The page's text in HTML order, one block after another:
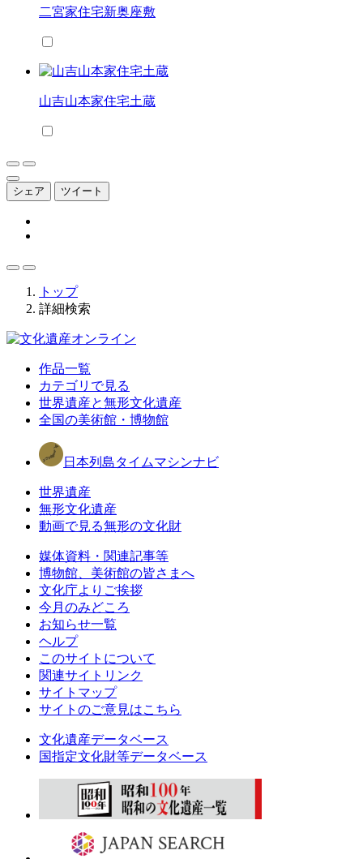
二宮家住宅新奥座敷
山吉山本家住宅土蔵
シェア ツイート
トップ
詳細検索
作品一覧
カテゴリで見る
世界遺産と無形文化遺産
全国の美術館・博物館
日本列島タイムマシンナビ
世界遺産
無形文化遺産
動画で見る無形の文化財
媒体資料・関連記事等
博物館、美術館の皆さまへ
文化庁よりご挨拶
今月のみどころ
お知らせ一覧
ヘルプ
このサイトについて
関連サイトリンク
サイトマップ
サイトのご意見はこちら
文化遺産データベース
国指定文化財等データベース